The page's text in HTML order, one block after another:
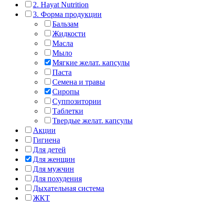
2. Hayat Nutrition
3. Форма продукции
Бальзам
Жидкости
Масла
Мыло
Мягкие желат. капсулы
Паста
Семена и травы
Сиропы
Суппозитории
Таблетки
Твердые желат. капсулы
Акции
Гигиена
Для детей
Для женщин
Для мужчин
Для похудения
Дыхательная система
ЖКТ